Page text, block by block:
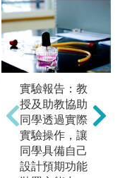
2.實驗：培養
成為研究人才
的準備，驗證
課本所學。
圖解:學習操作
基礎設備
實驗報告：教
授及助教協助
同學透過實際
實驗操作，讓
同學具備自己
設計預期功能